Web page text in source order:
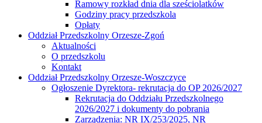
Ramowy rozkład dnia dla sześciolatków
Godziny pracy przedszkola
Opłaty
Oddział Przedszkolny Orzesze-Zgoń
Aktualności
O przedszkolu
Kontakt
Oddział Przedszkolny Orzesze-Woszczyce
Ogłoszenie Dyrektora- rekrutacja do OP 2026/2027
Rekrutacja do Oddziału Przedszkolnego
2026/2027 i dokumenty do pobrania
Zarządzenia: NR IX/253/2025, NR